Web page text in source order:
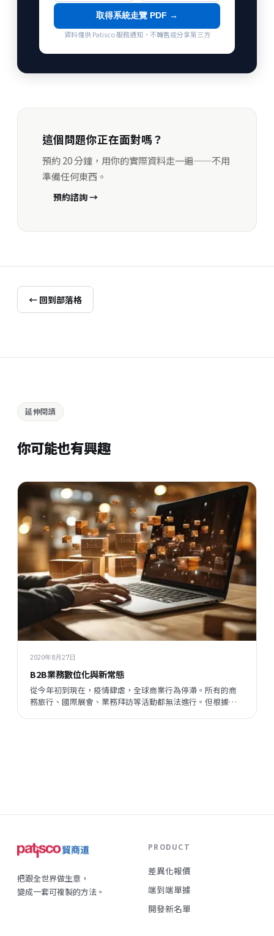
取得系統走覽 PDF →
資料僅供 Patisco 服務通知，不轉售或分享第三方
這個問題你正在面對嗎？
預約 20 分鐘，用你的實際資料走一遍——不用
準備任何東西。
預約諮詢 →
← 回到部落格
延伸閱讀
你可能也有興趣
2020年8月27日
B2B業務數位化與新常態
從今年初到現在，疫情肆虐，全球商業行為停滯。所有的商
務旅行、國際展會、業務拜訪等活動都無法進行。但根據
把跟全世界做生意，
變成一套可複製的方法。
PRODUCT
差異化報價
端到端單據
開發新名單